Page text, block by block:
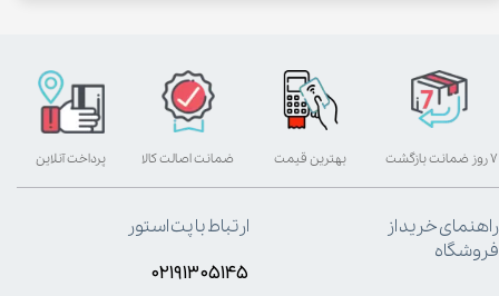
بهترین قیمت پرداخت آنلاین ۷ روز ضمانت بازگشت ضمانت اصالت کالا
راهنمای خرید از
فروشگاه
ارتباط با پت استور
۰۲۱۹۱۳۰۵۱۴۵